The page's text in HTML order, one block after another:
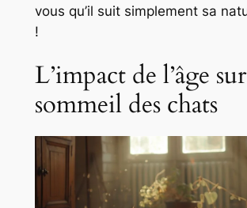
vous qu’il suit simplement sa
!
L’impact de l’âge
sommeil des chats